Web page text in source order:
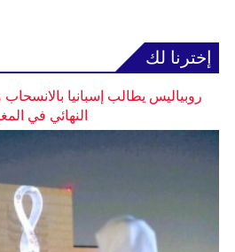
إخترنا لك
روبياليس يطالب إسبانيا
النهائي في